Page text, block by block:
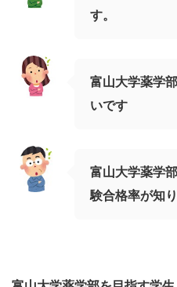
す。
富山大学薬学部
いです
富山大学薬学部
験合格率が知